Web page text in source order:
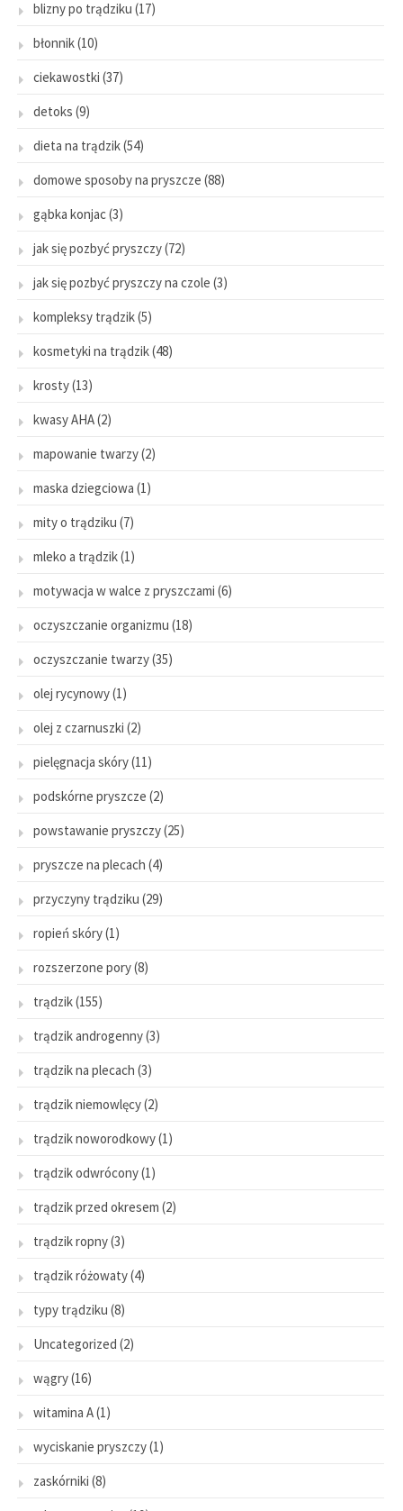
blizny po trądziku (17)
błonnik(10)
ciekawostki (37)
detoks (9)
dieta na trądzik(54)
domowe sposoby na pryszcze (88)
gąbka konjac(3)
jak się pozbyć pryszczy(72)
jak się pozbyć pryszczy na czole (3)
kompleksy trądzik(5)
kosmetyki na trądzik(48)
krosty(13)
kwasy AHA(2)
mapowanie twarzy(2)
maska dziegciowa (1)
mity o trądziku (7)
mleko a trądzik(1)
motywacja w walce z pryszczami (6)
oczyszczanie organizmu (18)
oczyszczanie twarzy(35)
olej rycynowy(1)
olej z czarnuszki (2)
pielęgnacja skóry(11)
podskórne pryszcze (2)
powstawanie pryszczy(25)
pryszcze na plecach (4)
przyczyny trądziku (29)
ropień skóry(1)
rozszerzone pory(8)
trądzik(155)
trądzik androgenny(3)
trądzik na plecach (3)
trądzik niemowlęcy(2)
trądzik noworodkowy(1)
trądzik odwrócony(1)
trądzik przed okresem (2)
trądzik ropny(3)
trądzik różowaty(4)
typy trądziku (8)
Uncategorized (2)
wągry(16)
witamina A(1)
wyciskanie pryszczy(1)
zaskórniki (8)